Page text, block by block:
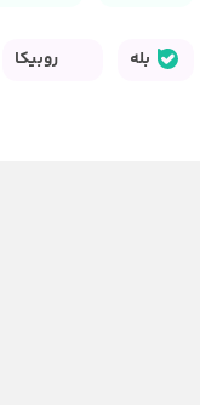
بله روبیکا